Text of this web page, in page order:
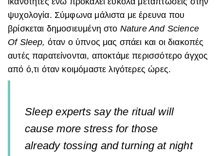
ψυχολογία. Σύμφωνα μάλιστα με έρευνα που
βρίσκεται δημοσιευμένη στο Nature And Science
Of Sleep, όταν ο ύπνος μας σπάει και οι διακοπές
αυτές παρατείνονται, αποκτάμε περισσότερο άγχος
από ό,τι όταν κοιμόμαστε λιγότερες ώρες.
Sleep experts say the ritual will
cause more stress for those
already tossing and turning at night